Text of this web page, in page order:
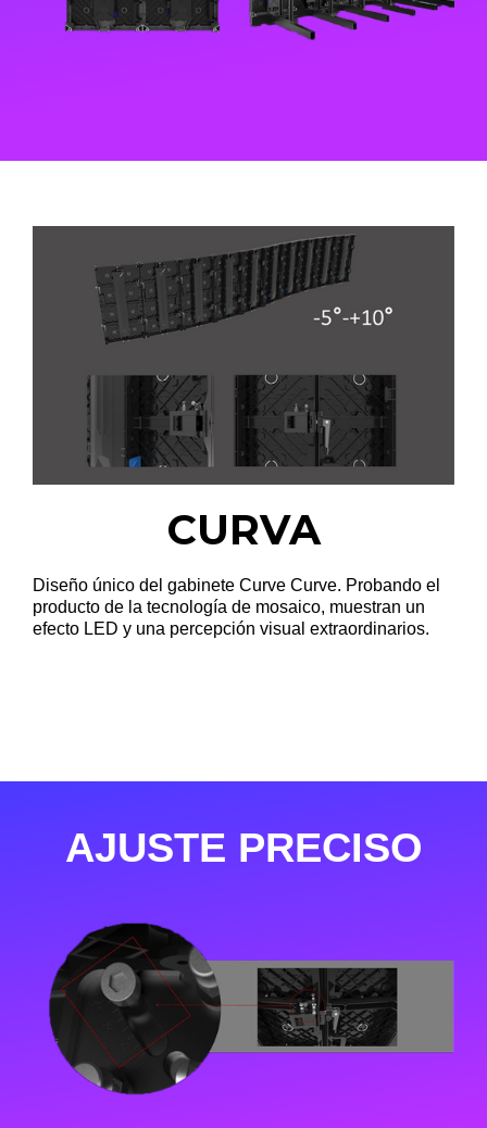
CURVA
Diseño único del gabinete Curve Curve. Probando el
producto de la tecnología de mosaico, muestran un
efecto LED y una percepción visual extraordinarios.
AJUSTE PRECISO